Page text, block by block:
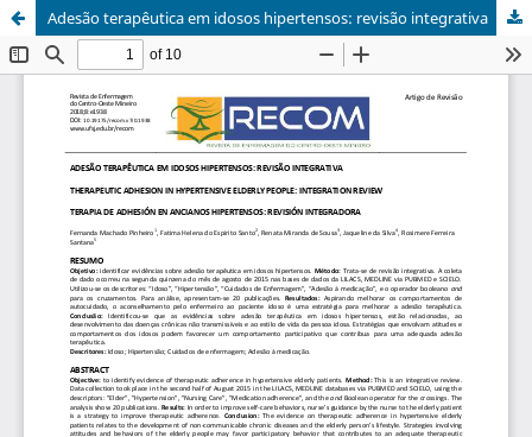
Adesão terapêutica em idosos hipertensos: revisão integrativa